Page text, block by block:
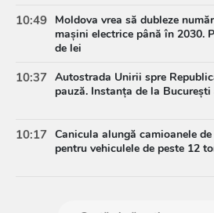
10:49 Moldova vrea să dubleze
mașini electrice până în 2030.
de lei
10:37 Autostrada Unirii spre
pauză. Instanța de la
10:17 Canicula alungă camioanele
pentru vehiculele de peste 12